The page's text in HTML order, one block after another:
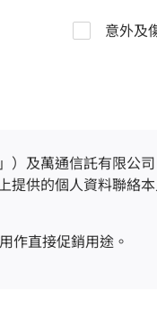
意外及
及萬通信託有限公
提供的個人資料聯絡
作直接促銷用途。